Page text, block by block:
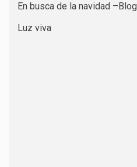
En busca de la navidad –Blog
Luz viva